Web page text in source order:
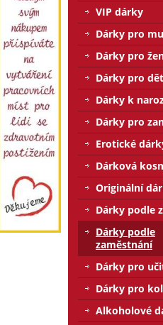
VIP dárky
Dárky pro
Dárky pro
Dárky pro
Dárky k
Dárky pro
Erotické
Dárková
Originální
Dárky podle
Dárky podle
zaměstnání
Dárky pro
Dárky pro
Alkoholové